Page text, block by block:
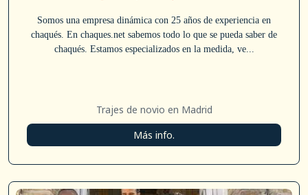
Somos una empresa dinámica con 25 años de experiencia en
chaqués. En chaques.net sabemos todo lo que se pueda saber de
chaqués. Estamos especializados en la medida, ve...
Trajes de novio en Madrid
Más info.